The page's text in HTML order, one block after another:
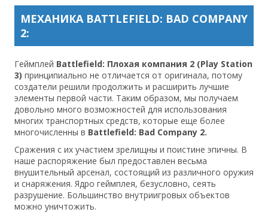
МЕХАНИКА BATTLEFIELD: BAD COMPANY
2:
Геймплей Battlefield: Плохая компания 2 (Play Station
3) принципиально не отличается от оригинала, потому
создатели решили продолжить и расширить лучшие
элементы первой части. Таким образом, мы получаем
довольно много возможностей для использования
многих транспортных средств, которые еще более
многочисленны в Battlefield: Bad Company 2.
Сражения с их участием зрелищны и поистине эпичны. В
наше распоряжение был предоставлен весьма
внушительный арсенал, состоящий из различного оружия
и снаряжения. Ядро геймплея, безусловно, сеять
разрушение. Большинство внутриигровых объектов
можно уничтожить.